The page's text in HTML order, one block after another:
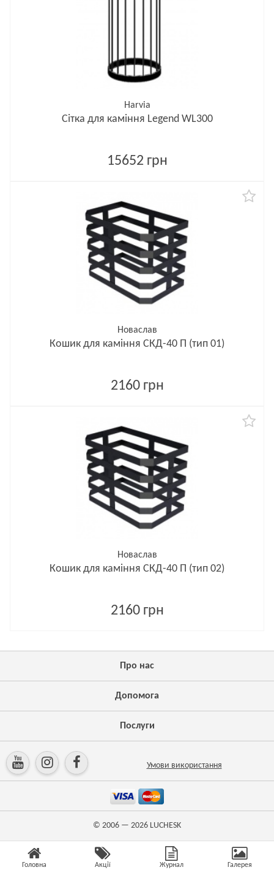
Harvia
Сітка для каміння Legend WL300
15652 грн
Новаслав
Кошик для каміння СКД-40 П (тип 01)
2160 грн
Новаслав
Кошик для каміння СКД-40 П (тип 02)
2160 грн
Про нас
Допомога
Послуги
Умови використання
© 2006 — 2026 LUCHESK
Головна Акції Журнал Галерея